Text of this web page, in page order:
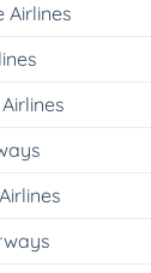
Airlines